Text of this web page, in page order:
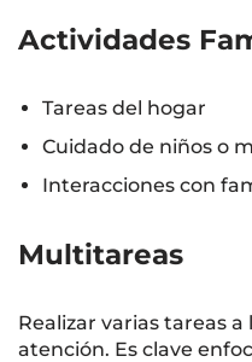
Actividades
Tareas del hogar
Cuidado de niños o
Interacciones con
Multitareas
Realizar varias tareas
atención. Es clave